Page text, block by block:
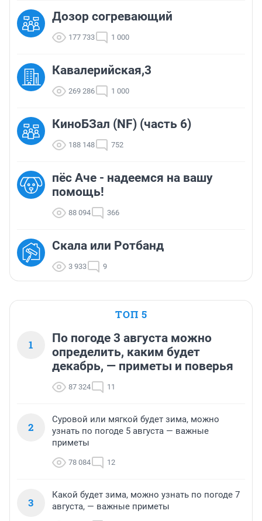
Дозор согревающий
177 733 1 000
Кавалерийская,3
269 286 1 000
КиноБЗал (NF) (часть 6)
188 148 752
пёс Аче - надеемся на вашу
помощь!
88 094 366
Скала или Ротбанд
3 933 9
ТОП 5
1
По погоде 3 августа можно
определить, каким будет
декабрь, — приметы и поверья
87 324 11
2
Суровой или мягкой будет зима, можно
узнать по погоде 5 августа — важные
приметы
78 084 12
3
Какой будет зима, можно узнать по погоде 7
августа, — важные приметы